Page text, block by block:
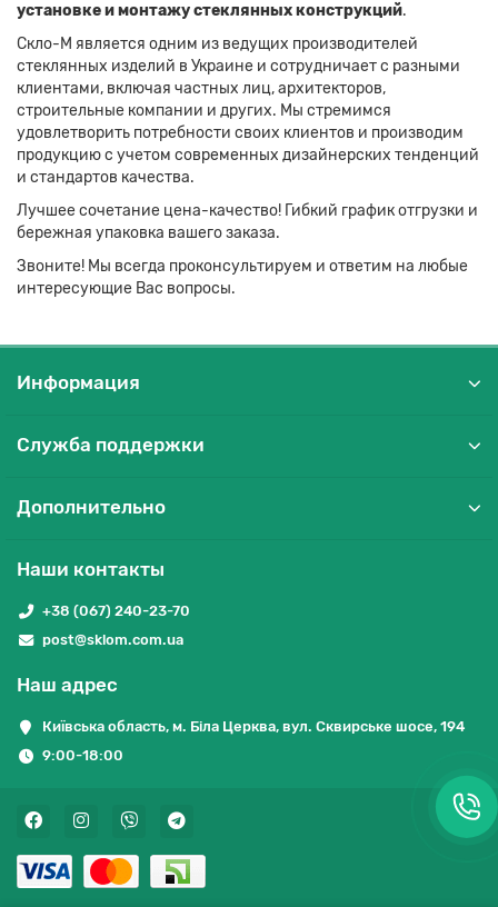
установке и монтажу стеклянных конструкций.
Скло-М является одним из ведущих производителей
стеклянных изделий в Украине и сотрудничает с разными
клиентами, включая частных лиц, архитекторов,
строительные компании и других. Мы стремимся
удовлетворить потребности своих клиентов и производим
продукцию с учетом современных дизайнерских тенденций
и стандартов качества.
Лучшее сочетание цена-качество! Гибкий график отгрузки и
бережная упаковка вашего заказа.
Звоните! Мы всегда проконсультируем и ответим на любые
интересующие Вас вопросы.
Информация
Служба поддержки
Дополнительно
Наши контакты
+38 (067) 240-23-70
post@sklom.com.ua
Наш адрес
Київська область, м. Біла Церква, вул. Сквирське шосе, 194
9:00-18:00